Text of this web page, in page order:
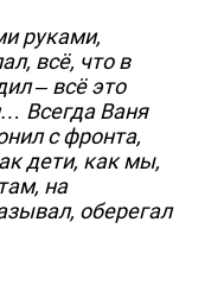
руками,
всё, что в
– всё это
Всегда Ваня
с фронта,
дети, как мы,
на
оберегал